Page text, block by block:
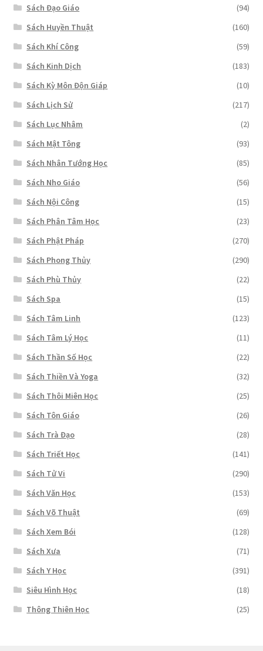
Sách Đạo Giáo
(94)
Sách Huyền Thuật
(160)
Sách Khí Công
(59)
Sách Kinh Dịch
(183)
Sách Kỳ Môn Độn Giáp
(10)
Sách Lịch Sử
(217)
Sách Lục Nhâm
(2)
Sách Mật Tông
(93)
Sách Nhân Tướng Học
(85)
Sách Nho Giáo
(56)
Sách Nội Công
(15)
Sách Phân Tâm Học
(23)
Sách Phật Pháp
(270)
Sách Phong Thủy
(290)
Sách Phù Thủy
(22)
Sách Spa
(15)
Sách Tâm Linh
(123)
Sách Tâm Lý Học
(11)
Sách Thần Số Học
(22)
Sách Thiền Và Yoga
(32)
Sách Thôi Miên Học
(25)
Sách Tôn Giáo
(26)
Sách Trà Đạo
(28)
Sách Triết Học
(141)
Sách Tử Vi
(290)
Sách Văn Học
(153)
Sách Võ Thuật
(69)
Sách Xem Bói
(128)
Sách Xưa
(71)
Sách Y Học
(391)
Siêu Hình Học
(18)
Thông Thiên Học
(25)